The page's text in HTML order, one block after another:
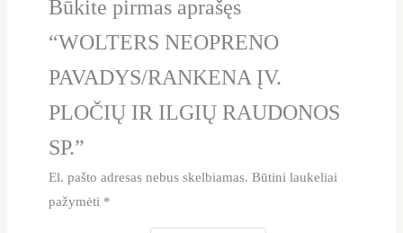
Būkite pirmas aprašęs
“WOLTERS NEOPRENO
PAVADYS/RANKENA ĮV.
PLOČIŲ IR ILGIŲ RAUDONOS
SP.”
El. pašto adresas nebus skelbiamas. Būtini laukeliai
pažymėti *